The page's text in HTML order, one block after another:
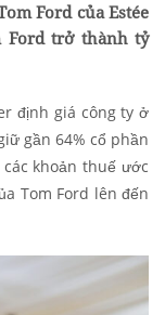
Ford của Estée
Ford trở thành tỷ
định giá công ty ở
gần 64% cổ phần
khoản thuế ước
Tom Ford lên đến